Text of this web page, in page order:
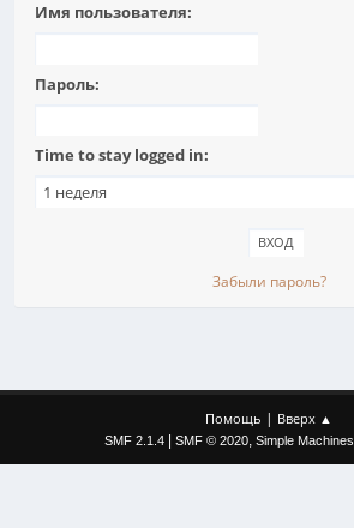
Имя пользователя:
Пароль:
Time to stay logged in:
Забыли пароль?
Помощь | Вверх ▲
SMF 2.1.4 SMF © 2020, Simple Machines